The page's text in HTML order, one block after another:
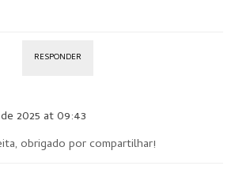
RESPONDER
2025 at 09:43
obrigado por compartilhar!